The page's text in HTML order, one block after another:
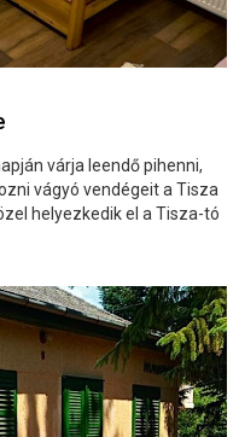
várja leendő pihenni,
vágyó vendégeit a Tisza
helyezkedik el a Tisza-tó